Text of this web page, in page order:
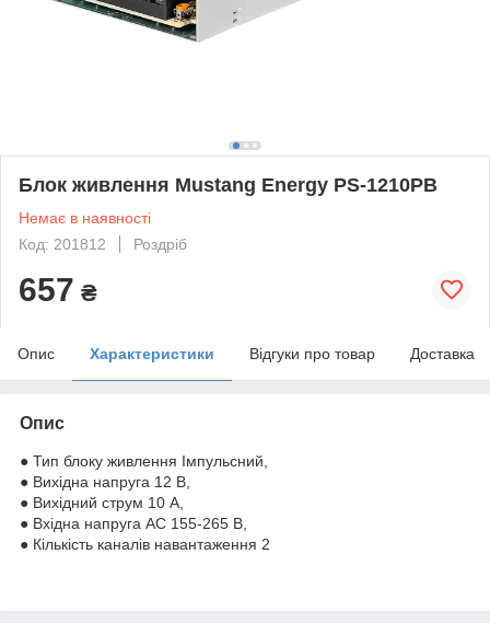
Блок живлення Mustang Energy PS-1210PB
Немає в наявності
Код: 201812
Роздріб
657 ₴
Опис Характеристики Відгуки про товар Доставка
Опис
● Тип блоку живлення Імпульсний,
● Вихідна напруга 12 В,
● Вихідний струм 10 А,
● Вхідна напруга AC 155-265 В,
● Кількість каналів навантаження 2